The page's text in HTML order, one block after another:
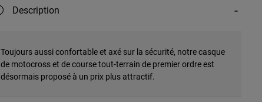
Description
Toujours aussi confortable et axé sur la sécurité, notre casque
de motocross et de course tout-terrain de premier ordre est
désormais proposé à un prix plus attractif.